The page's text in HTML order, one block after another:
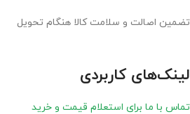
تضمین اصالت و سلامت کالا هنگام تحویل
لینک‌های کاربردی
تماس با ما برای استعلام قیمت و خرید